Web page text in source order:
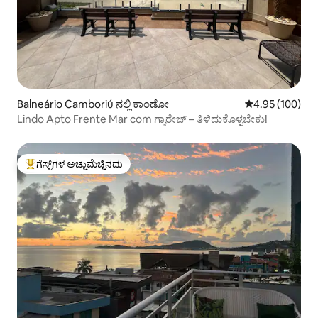
Balneário Camboriú ನಲ್ಲಿ ಕಾಂಡೋ 5 ರಲ್ಲಿ 4.95
4.95 (100)
Lindo Apto Frente Mar com ಗ್ಯಾರೇಜ್ – ತಿಳಿದುಕೊಳ್ಳಬೇಕು!
ಗೆಸ್ಟ್‌ಗಳಿಗೆ ಅತಿ ಹೆಚ್ಚು ಅಚ್ಚುಮೆಚ್ಚಿನದು
ಗೆಸ್ಟ್‌ಗಳ ಅಚ್ಚುಮೆಚ್ಚಿನದು